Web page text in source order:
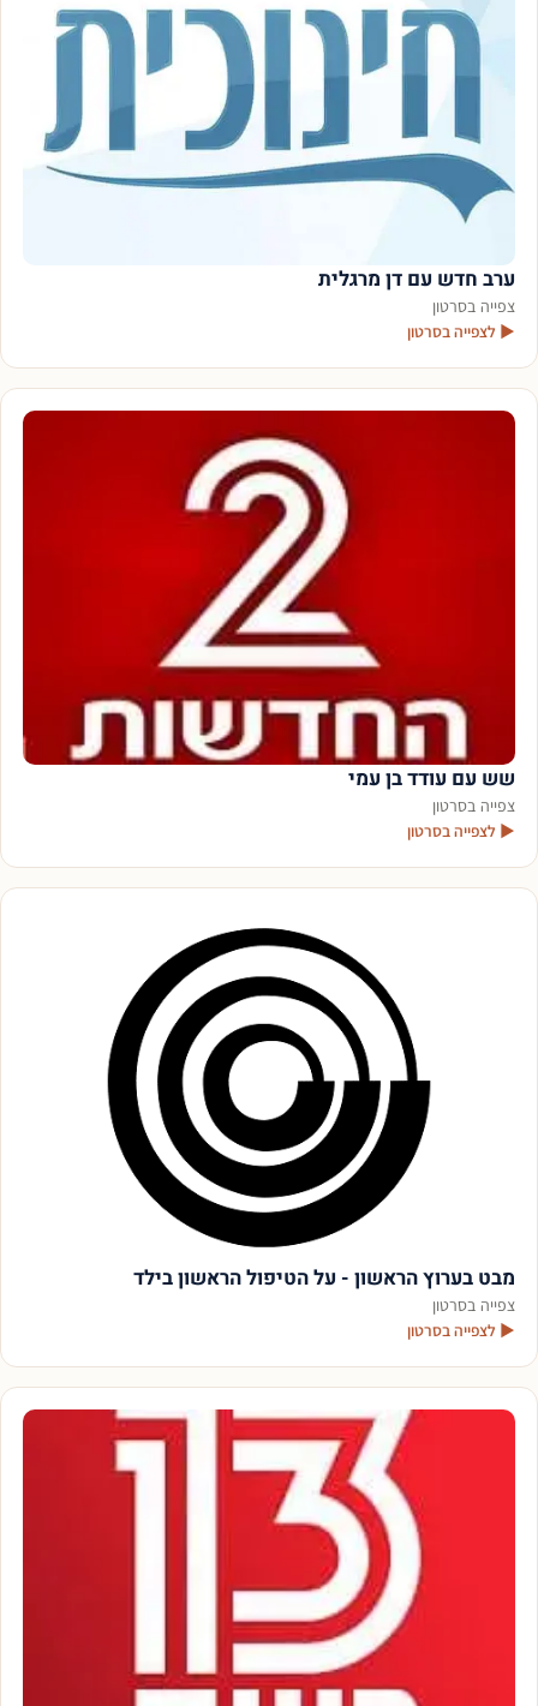
ערב חדש עם דן מרגלית
צפייה בסרטון
▶ לצפייה בסרטון
שש עם עודד בן עמי
צפייה בסרטון
▶ לצפייה בסרטון
מבט בערוץ הראשון - על הטיפול הראשון בילד
צפייה בסרטון
▶ לצפייה בסרטון